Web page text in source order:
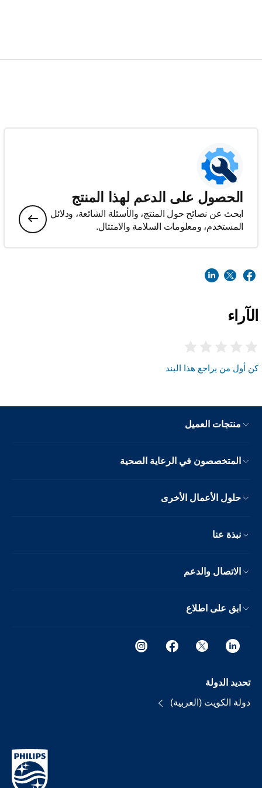
الحصول على الدعم لهذا المنتج
ابحث عن نصائح حول المنتج، والأسئلة الشائعة، ودلائل
المستخدم، ومعلومات السلامة والامتثال.
الآراء
كن أول من يراجع هذا البند
منتجات العميل
المتخصصون في الرعاية الصحية
حلول الأعمال الأخرى
نبذة عنا
الاتصال والدعم
ابق على اطلاع
تحديد الدولة
دولة الكويت (العربية)